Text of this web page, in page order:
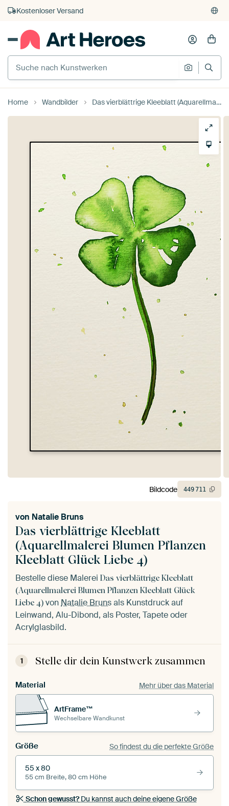
Kauf auf Rechnung
Individueller Druck auf Bestellung
Home Wandbilder Das vierblättrige Kleeblatt (Aquarellmalerei Blumen Pflanzen Kleeblatt Glück Liebe 4) von Natalie Bruns
Das vierblättrige Kleeblatt
(Aquarellmalerei Blumen Pflanzen
Kleeblatt Glück Liebe 4)
von Natalie Bruns
Bestelle diese Malerei Das vierblättrige Kleeblatt
(Aquarellmalerei Blumen Pflanzen Kleeblatt Glück
Liebe 4) vonNatalie Brunsals Kunstdruck auf
Leinwand, Alu-Dibond, als Poster, Tapete oder
Acrylglasbild.
1 Stelle dir dein Kunstwerk zusammen
Material Mehr über das Material
ArtFrame™
Wechselbare Wandkunst
Größe So findest du die perfekte Größe
55 x 80
55 cm Breite, 80 cm Höhe
Schon gewusst?Du kannst auch deine eigene Größe
Bildcode 449711